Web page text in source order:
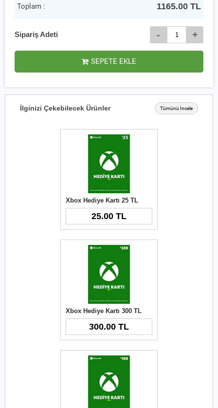
Toplam : 1165.00 TL
Sipariş Adeti - +
SEPETE EKLE
İlginizi Çekebilecek Ürünler Tümünü İncele
Xbox Hediye Kartı 25 TL
25.00 TL
Xbox Hediye Kartı 300 TL
300.00 TL